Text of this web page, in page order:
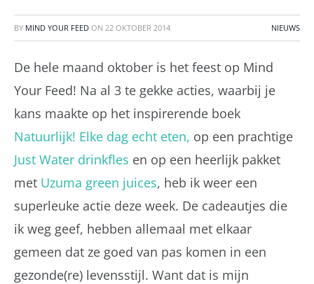
BY MIND YOUR FEED ON 22 OKTOBER 2014 NIEUWS
De hele maand oktober is het feest op Mind
Your Feed! Na al 3 te gekke acties, waarbij je
kans maakte op het inspirerende boek
Natuurlijk! Elke dag echt eten, op een prachtige
Just Water drinkfles en op een heerlijk pakket
met Uzuma green juices, heb ik weer een
superleuke actie deze week. De cadeautjes die
ik weg geef, hebben allemaal met elkaar
gemeen dat ze goed van pas komen in een
gezonde(re) levensstijl. Want dat is mijn